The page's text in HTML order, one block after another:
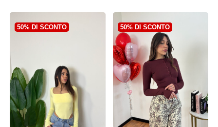
50% DI SCONTO 50% DI SCONTO